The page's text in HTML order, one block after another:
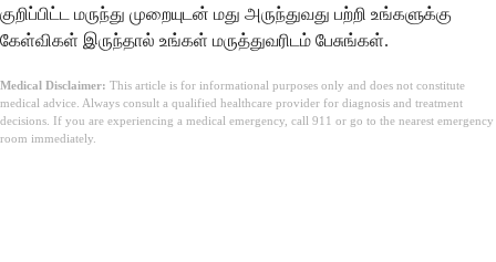
குறிப்பிட்ட மருந்து முறையுடன் மது அருந்துவது பற்றி உங்களுக்கு
கேள்விகள் இருந்தால் உங்கள் மருத்துவரிடம் பேசுங்கள்.
Medical Disclaimer: This article is for informational purposes only and does not constitute
medical advice. Always consult a qualified healthcare provider for diagnosis and treatment
decisions. If you are experiencing a medical emergency, call 911 or go to the nearest emergency
room immediately.